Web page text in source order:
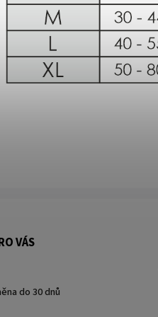
VÁS
do 30 dnů